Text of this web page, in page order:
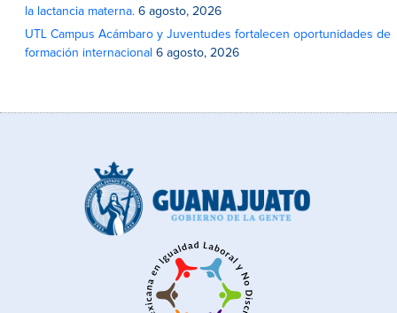
la lactancia materna. 6 agosto, 2026
UTL Campus Acámbaro y Juventudes fortalecen oportunidades de
formación internacional 6 agosto, 2026